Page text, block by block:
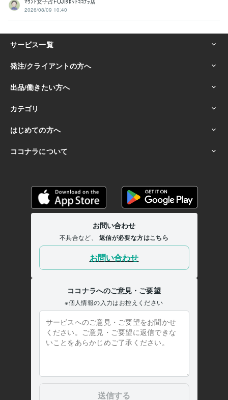
2026/08/09 10:40